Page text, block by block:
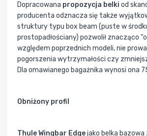
Dopracowana propozycja belki od
producenta odznacza się także
struktury typu box beam (puste w
prostopadłościany) pozwolił znacząco
względem poprzednich modeli, nie
pogorszenia wytrzymałości czy
Dla omawianego bagażnika wynosi ona
Obniżony profil
Thule Wingbar Edgejako belka bazowa